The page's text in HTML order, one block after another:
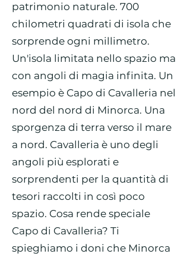
patrimonio naturale. 700
chilometri quadrati di isola che
sorprende ogni millimetro.
Un'isola limitata nello spazio ma
con angoli di magia infinita. Un
esempio è Capo di Cavalleria nel
nord del nord di Minorca. Una
sporgenza di terra verso il mare
a nord. Cavalleria è uno degli
angoli più esplorati e
sorprendenti per la quantità di
tesori raccolti in così poco
spazio. Cosa rende speciale
Capo di Cavalleria? Ti
spieghiamo i doni che Minorca